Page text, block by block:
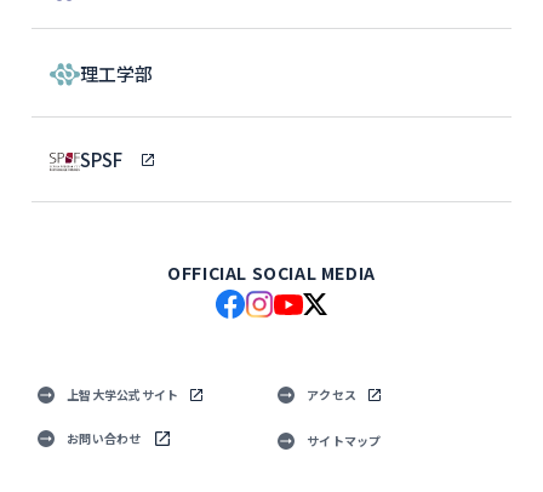
理工学部
SPSF
OFFICIAL SOCIAL MEDIA
上智大学公式サイト アクセス
お問い合わせ サイトマップ